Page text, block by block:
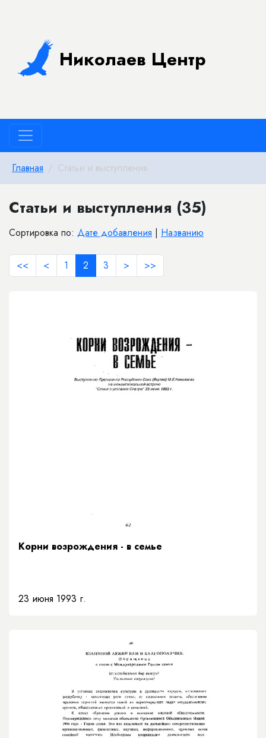
Николаев Центр
Главная Статьи и выступления
Статьи и выступления (35)
Сортировка по: Дате добавления | Названию
<< < 1 2 3 > >>
Корни возрождения - в семье
23 июня 1993 г.